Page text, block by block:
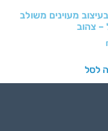
מעוינים משולב
– צהוב
לסל